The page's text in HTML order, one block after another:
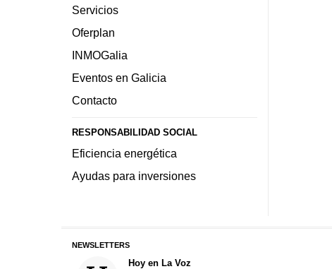
Servicios
Oferplan
INMOGalia
Eventos en Galicia
Contacto
RESPONSABILIDAD SOCIAL
Eficiencia energética
Ayudas para inversiones
NEWSLETTERS
Hoy en La Voz